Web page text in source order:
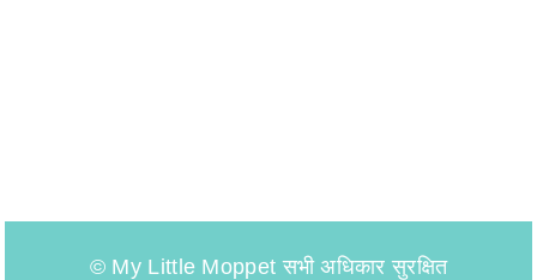
© My Little Moppet सभी अधिकार सुरक्षित